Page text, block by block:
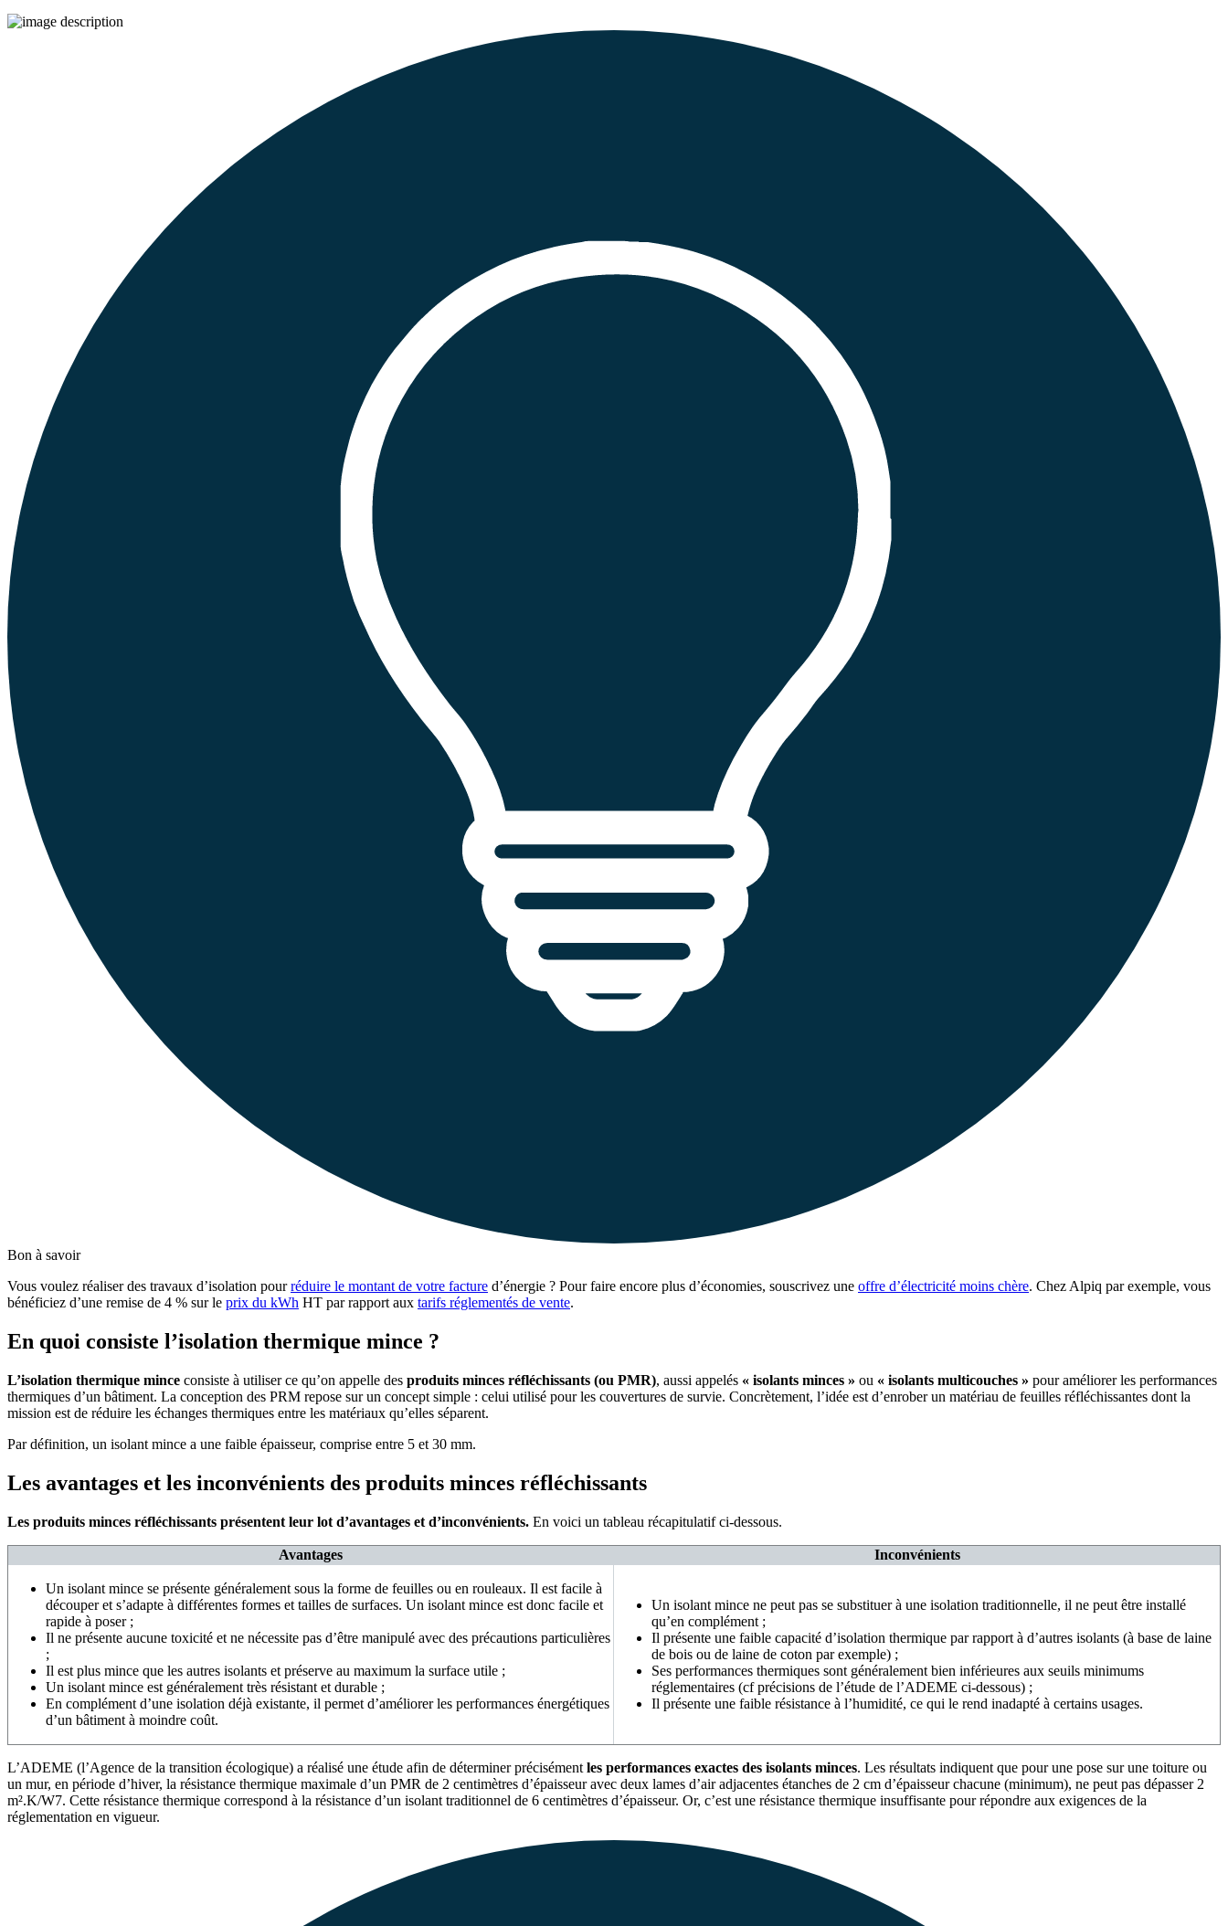
Bon à savoir
Vous voulez réaliser des travaux d’isolation pourréduire le montant de votre facture d’énergie ? Pour faire encore plus d’économies, souscrivez une offre d’électricité moins chère. Chez Alpiq par exemple, vous
bénéficiez d’une remise de 4 % sur le prix du kWh HT par rapport aux tarifs réglementés de vente.
En quoi consiste l’isolation thermique mince ?
L’isolation thermique mince consiste à utiliser ce qu’on appelle des produits minces réfléchissants (ou PMR), aussi appelés « isolants minces » ou « isolants multicouches » pour améliorer les performances
thermiques d’un bâtiment. La conception des PRM repose sur un concept simple : celui utilisé pour les couvertures de survie. Concrètement, l’idée est d’enrober un matériau de feuilles réfléchissantes dont la
mission est de réduire les échanges thermiques entre les matériaux qu’elles séparent.
Par définition, un isolant mince a une faible épaisseur, comprise entre 5 et 30 mm.
Les avantages et les inconvénients des produits minces réfléchissants
Les produits minces réfléchissants présentent leur lot d’avantages et d’inconvénients. En voici un tableau récapitulatif ci-dessous.
Avantages Inconvénients
Un isolant mince se présente généralement sous la forme de feuilles ou en rouleaux. Il est facile à
découper et s’adapte à différentes formes et tailles de surfaces. Un isolant mince est donc facile et
rapide à poser ;
Il ne présente aucune toxicité et ne nécessite pas d’être manipulé avec des précautions particulières
;
Il est plus mince que les autres isolants et préserve au maximum la surface utile ;
Un isolant mince est généralement très résistant et durable ;
En complément d’une isolation déjà existante, il permet d’améliorer les performances énergétiques
d’un bâtiment à moindre coût.
Un isolant mince ne peut pas se substituer à une isolation traditionnelle, il ne peut être installé
qu’en complément ;
Il présente une faible capacité d’isolation thermique par rapport à d’autres isolants (à base de laine
de bois ou de laine de coton par exemple) ;
Ses performances thermiques sont généralement bien inférieures aux seuils minimums
réglementaires (cf précisions de l’étude de l’ADEME ci-dessous) ;
Il présente une faible résistance à l’humidité, ce qui le rend inadapté à certains usages.
L’ADEME (l’Agence de la transition écologique) a réalisé une étude afin de déterminer précisément les performances exactes des isolants minces. Les résultats indiquent que pour une pose sur une toiture ou
un mur, en période d’hiver, la résistance thermique maximale d’un PMR de 2 centimètres d’épaisseur avec deux lames d’air adjacentes étanches de 2 cm d’épaisseur chacune (minimum), ne peut pas dépasser 2
m².K/W7. Cette résistance thermique correspond à la résistance d’un isolant traditionnel de 6 centimètres d’épaisseur. Or, c’est une résistance thermique insuffisante pour répondre aux exigences de la
réglementation en vigueur.